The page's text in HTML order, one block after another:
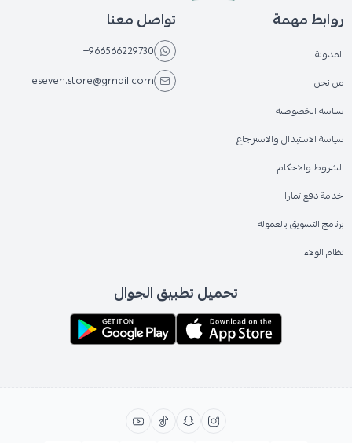
روابط مهمة
المدونة
من نحن
سياسة الخصوصية
سياسة الاستبدال والاسترجاع
الشروط والاحكام
خدمة دفع تمارا
برنامج التسويق بالعمولة
نظام الولاء
تواصل معنا
+966566229730
eseven.store@gmail.com
تحميل تطبيق الجوال